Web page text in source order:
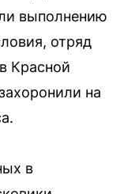
выполнению
отряд
Красной
на
в